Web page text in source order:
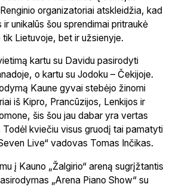
organizatoriai atskleidžia, kad
unikalūs šou sprendimai pritraukė
Lietuvoje, bet ir užsienyje.
kartu su Davidu pasirodyti
o kartu su Jodoku – Čekijoje.
Kaune gyvai stebėjo žinomi
iš Kipro, Prancūzijos, Lenkijos ir
šis šou jau dabar yra vertas
Todėl kviečiu visus gruodį tai pamatyti
Live“ vadovas Tomas Inčikas.
į Kauno „Žalgirio“ areną sugrįžtantis
„Arena Piano Show“ su